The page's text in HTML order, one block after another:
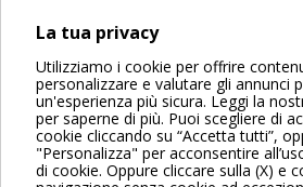
La tua privacy
Utilizziamo i cookie per offrire
personalizzare e valutare gli annunci
un'esperienza più sicura. Leggi la
per saperne di più. Puoi scegliere di
cookie cliccando su “Accetta tutti”,
"Personalizza" per acconsentire
di cookie. Oppure cliccare sulla (X) e
Per maggiori informazioni consulta